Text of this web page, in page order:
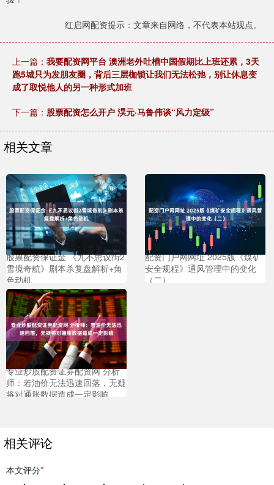
红启网配资提示：文章来自网络，不代表本站观点。
上一篇： 我要配资网平台 澳洲老外吐槽中国假期比上班还累，3天
跑5城只为发朋友圈，背后三层枷锁让我们无法松弛，别让休息变
成了取悦他人的另一种形式加班
下一篇： 股票配资怎么开户 淏元·马鲁伟谈“风力定级”
相关文章
股票配资保证金 《九不思议街2
雪境奇航》剧本杀复盘解析+角
色动机
配资门户网网址 2025版《煤矿
安全规程》通风管理中的变化
（二）
专业炒股配资证券配资网 分析
师：若油价无法迅速回落，无疑
将对通胀数据造成一定影响
相关评论
本文评分*